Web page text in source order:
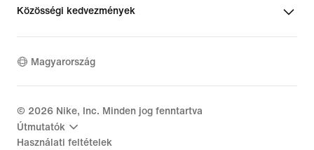
Közösségi kedvezmények
Magyarország
© 2026 Nike, Inc. Minden jog fenntartva
Útmutatók
Használati feltételek